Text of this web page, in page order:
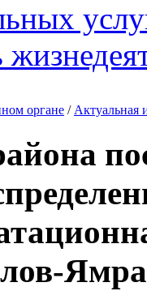
органе / Актуальная